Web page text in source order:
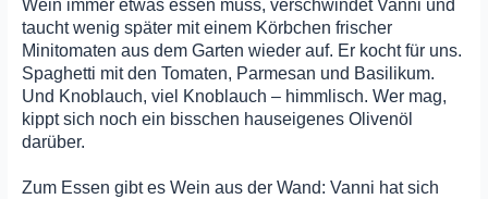
Wein immer etwas essen muss, verschwindet Vanni und
taucht wenig später mit einem Körbchen frischer
Minitomaten aus dem Garten wieder auf. Er kocht für uns.
Spaghetti mit den Tomaten, Parmesan und Basilikum.
Und Knoblauch, viel Knoblauch – himmlisch. Wer mag,
kippt sich noch ein bisschen hauseigenes Olivenöl
darüber.
Zum Essen gibt es Wein aus der Wand: Vanni hat sich